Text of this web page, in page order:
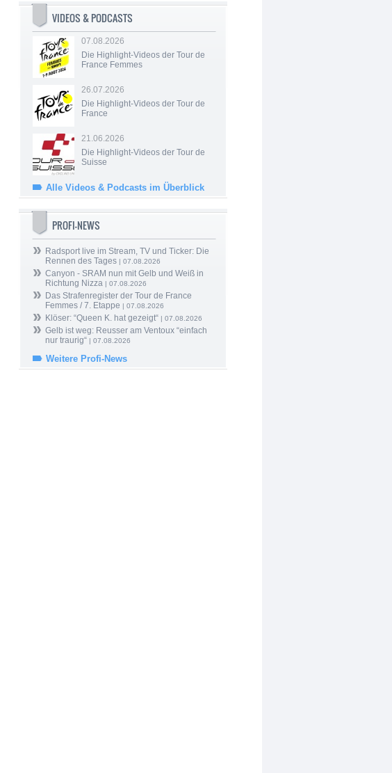
VIDEOS & PODCASTS
07.08.2026
Die Highlight-Videos der Tour de
France Femmes
26.07.2026
Die Highlight-Videos der Tour de
France
21.06.2026
Die Highlight-Videos der Tour de
Suisse
Alle Videos & Podcasts im Überblick
PROFI-NEWS
Radsport live im Stream, TV und Ticker: Die
Rennen des Tages | 07.08.2026
Canyon - SRAM nun mit Gelb und Weiß in
Richtung Nizza | 07.08.2026
Das Strafenregister der Tour de France
Femmes / 7. Etappe | 07.08.2026
Klöser: “Queen K. hat gezeigt“ | 07.08.2026
Gelb ist weg: Reusser am Ventoux “einfach
nur traurig“ | 07.08.2026
Weitere Profi-News